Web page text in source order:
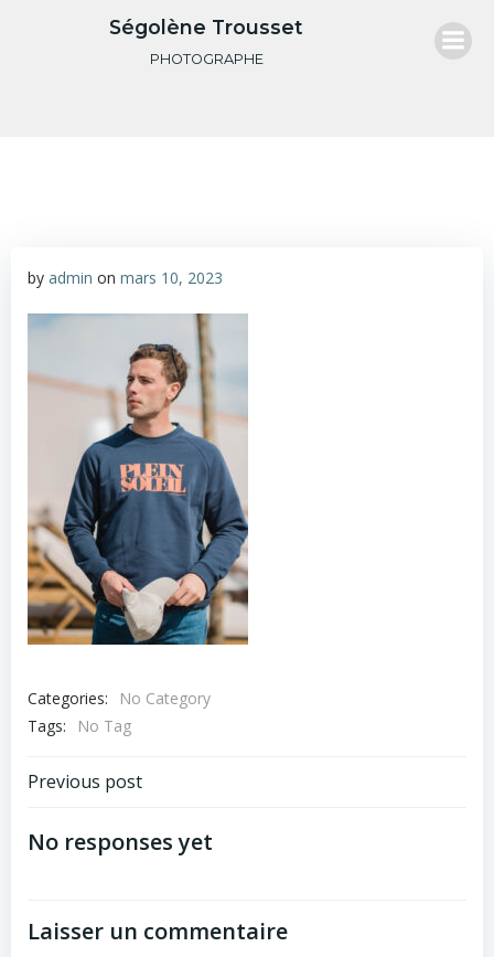
au
contenu
Ségolène Trousset
PHOTOGRAPHE
by admin on mars 10, 2023
Categories:
No Category
Tags:
No Tag
Navigation
de
Previous post
No responses yet
Laisser un commentaire